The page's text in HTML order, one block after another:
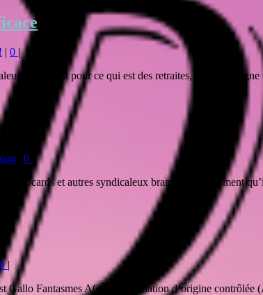
| 0 |
morale. Et pour ce qui est des retraites, elle ne
0
et autres syndicaleux bramer régulièrement
0|
Fantasmes AOC L’appellation d’origine contrôlée